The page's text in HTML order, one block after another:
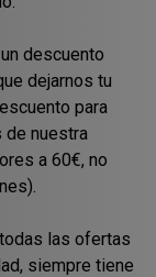
descuento
dejarnos tu
para
de nuestra
a 60€, no
las ofertas
siempre tiene